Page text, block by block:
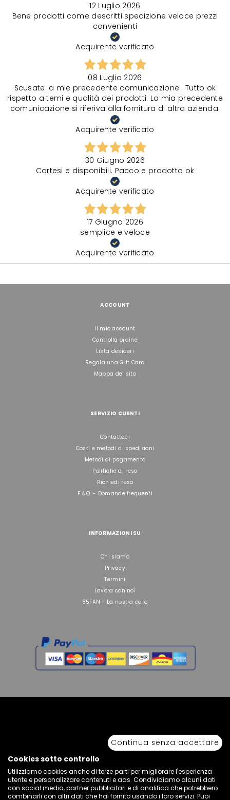
12 Luglio 2026
Bene prodotti come descritti spedizione veloce prezzi
convenienti
Acquirente verificato
08 Luglio 2026
Scusate la mie precedente comunicazione . Tutto ok
rispetto a temi e qualità dei prodotti. La mia precedente
comunicazione si riferiva alla fornitura di altra azienda.
Acquirente verificato
30 Giugno 2026
Cortesi e disponibili. Pacco e prodotto ok
Acquirente verificato
17 Giugno 2026
semplice e veloce
Acquirente verificato
ACCOUNT
Il mio account
Controlla ordine
Lista desideri
Regala una Gift Card
Mappa del sito
SERVIZIO CLIENTI
Contattaci
Costi e metodi di spedizioni
Metodi di pagamento
Politiche di reso
Richiedi reso
F.A.Q. - Domande frequenti
INFORMAZIONI SU
Chi siamo
Privacy
Termini
Lavora con noi
85FAN - La nostra card
anche parziale.
Via Piave Km 68,600 • 04100 Latina, Italia | P.IVA 01222400598 • N° REA LT -
77855
Continua senza accettare
Cookies sotto controllo
Utilizziamo cookies anche di terze parti per migliorare l'esperienza
utente e personalizzare contenuti e ads. Condividiamo alcuni dati
con social media, partner pubblicitari e di analitica che potrebbero
combinarli con altri dati che hai fornito usando i loro servizi. Puoi